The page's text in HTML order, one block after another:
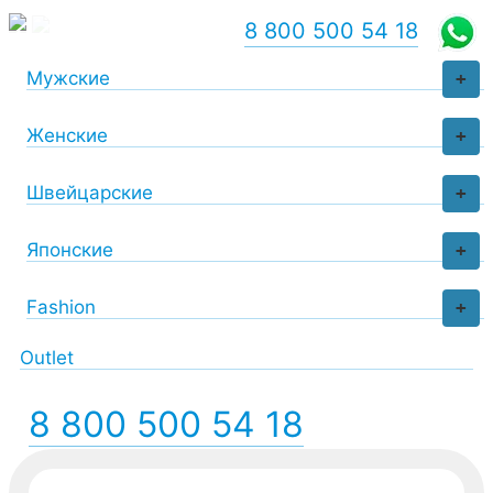
+
Мужские
+
Женские
+
Швейцарские
+
Японские
+
Fashion
Outlet
8 800 500 54 18
8 800 500 54 18